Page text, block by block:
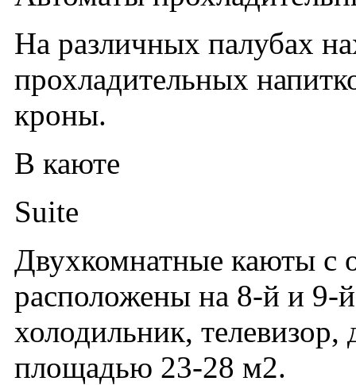
На различных палубах
прохладительных
кроны.
В каюте
Suite
Двухкомнатные каюты с
расположены на 8-й и 9-
холодильник,
площадью 23-28 м2.